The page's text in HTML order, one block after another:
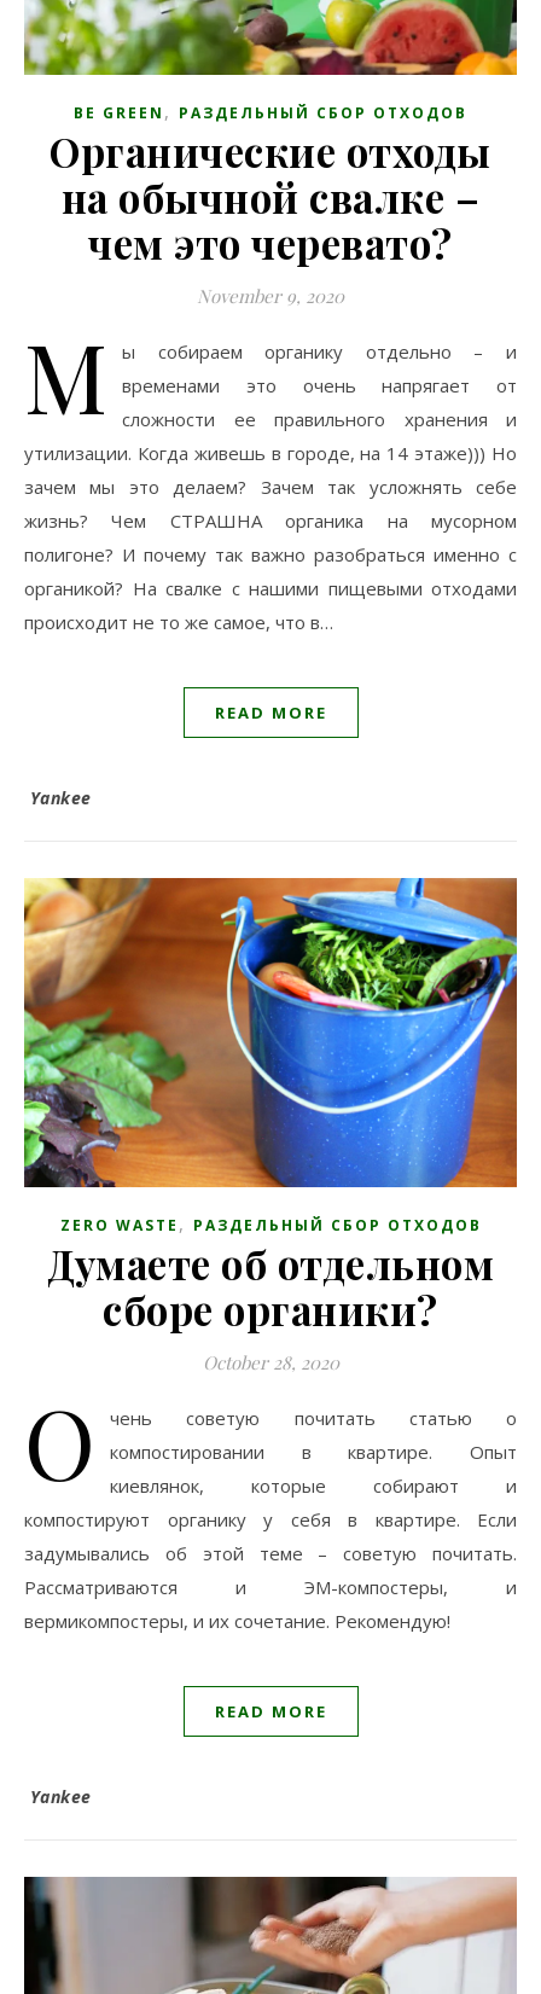
BE GREEN , РАЗДЕЛЬНЫЙ СБОР ОТХОДОВ
Органические отходы
на обычной свалке –
чем это черевато?
November 9, 2020
М
ы собираем органику отдельно – и
временами это очень напрягает от
сложности ее правильного хранения и
утилизации. Когда живешь в городе, на 14 этаже))) Но
зачем мы это делаем? Зачем так усложнять себе
жизнь? Чем СТРАШНА органика на мусорном
полигоне? И почему так важно разобраться именно с
органикой? На свалке с нашими пищевыми отходами
происходит не то же самое, что в…
READ MORE
Yankee
ZERO WASTE , РАЗДЕЛЬНЫЙ СБОР ОТХОДОВ
Думаете об отдельном
сборе органики?
October 28, 2020
О
чень советую почитать статью о
компостировании в квартире. Опыт
киевлянок, которые собирают и
компостируют органику у себя в квартире. Если
задумывались об этой теме – советую почитать.
Рассматриваются и ЭМ-компостеры, и
вермикомпостеры, и их сочетание. Рекомендую!
READ MORE
Yankee